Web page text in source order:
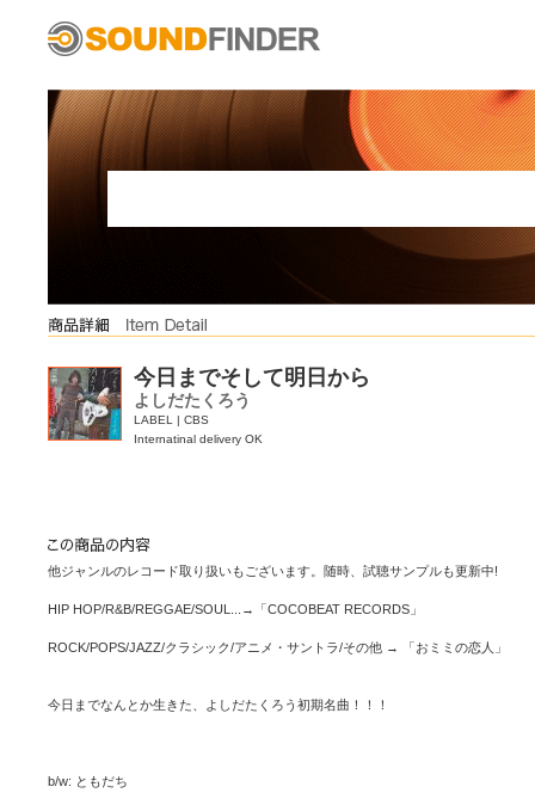
今日までそして明日から
よしだたくろう
LABEL | CBS
Internatinal delivery OK
他ジャンルのレコード取り扱いもございます。随時、試聴サンプルも更新中!
HIP HOP/R&B/REGGAE/SOUL...→「COCOBEAT RECORDS」
ROCK/POPS/JAZZ/クラシック/アニメ・サントラ/その他 → 「おミミの恋人」
今日までなんとか生きた、よしだたくろう初期名曲！！！
b/w: ともだち